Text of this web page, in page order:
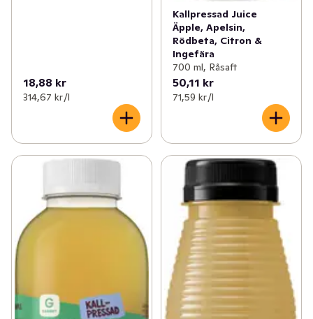
18,88 kr
314,67 kr /l
Kallpressad Juice
Äpple, Apelsin,
Rödbeta, Citron &
Ingefära
700 ml, Råsaft
50,11 kr
71,59 kr /l